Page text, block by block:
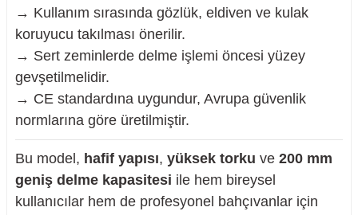
→ Kullanım sırasında gözlük, eldiven ve kulak
koruyucu takılması önerilir.
→ Sert zeminlerde delme işlemi öncesi yüzey
gevşetilmelidir.
→ CE standardına uygundur, Avrupa güvenlik
normlarına göre üretilmiştir.
Bu model, hafif yapısı, yüksek torku ve 200 mm
geniş delme kapasitesi ile hem bireysel
kullanıcılar hem de profesyonel bahçıvanlar için